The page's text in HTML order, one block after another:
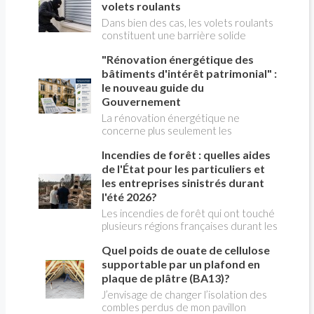
Pompes à Chaleur), répond aux
questions de Christian PESSEY,
journaliste de la construction, en
CHRISTIAN TV sur RÉNO-INFO-
MAISON.com et les plateformes de
podcast.
volets roulants
Dans bien des cas, les volets roulants
constituent une barrière solide
principe qu'il est plus facile de
s'attaquer à des volets battants qu'à
des volets roulants, ils sont pourtant
plus dissuasifs que ces derniers. Ils
serrures et portes blindées .
"Rénovation énergétique des
bâtiments d'intérêt patrimonial" :
le nouveau guide du
Gouvernement
La rénovation énergétique ne
concerne plus seulement les
individuelles. Les bâtiments anciens
présentant un intérêt patrimonial ,
qu'ils soient protégés ou simplement
remarquables par leur architecture,
consommation d'énergie. Pour
accompagner les propriétaires et les
professionnels, les ministères de la
Culture et du Logement, avec le
Cerema, viennent de publier un Guide
pratique sur la rénovation
énergétique des bâtiments d'intérêt
patrimonial . Ce document constitue
Incendies de forêt : quelles aides
de l'État pour les particuliers et
les entreprises sinistrés durant
l'été 2026?
Les incendies de forêt qui ont touché
plusieurs régions françaises durant les
détruit des centaines d'habitations,
d'exploitations agricoles et de locaux
professionnels. Face à l'ampleur des
dégâts, le gouvernement a annoncé
une série de mesures exceptionnelles
Quel poids de ouate de cellulose
supportable par un plafond en
plaque de plâtre (BA13)?
J’envisage de changer l’isolation des
combles perdus de mon pavillon